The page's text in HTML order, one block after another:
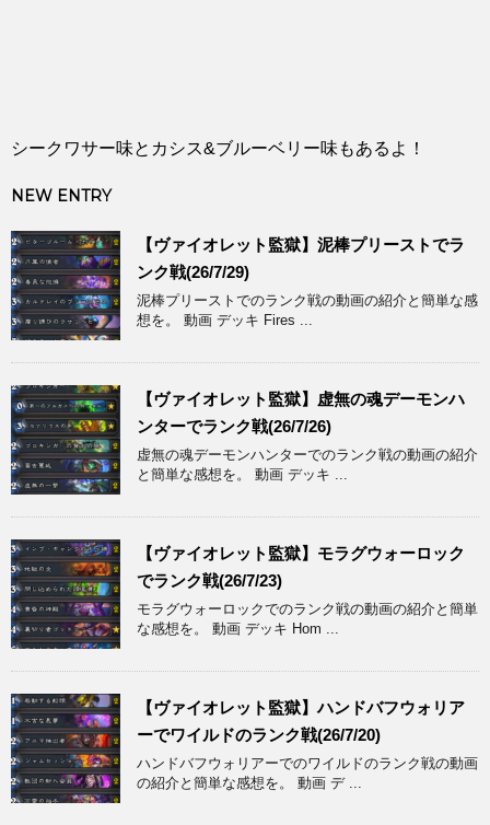
シークワサー味とカシス&ブルーベリー味もあるよ！
NEW ENTRY
【ヴァイオレット監獄】泥棒プリーストでラ
ンク戦(26/7/29)
泥棒プリーストでのランク戦の動画の紹介と簡単な感
想を。 動画 デッキ Fires ...
【ヴァイオレット監獄】虚無の魂デーモンハ
ンターでランク戦(26/7/26)
虚無の魂デーモンハンターでのランク戦の動画の紹介
と簡単な感想を。 動画 デッキ ...
【ヴァイオレット監獄】モラグウォーロック
でランク戦(26/7/23)
モラグウォーロックでのランク戦の動画の紹介と簡単
な感想を。 動画 デッキ Hom ...
【ヴァイオレット監獄】ハンドバフウォリア
ーでワイルドのランク戦(26/7/20)
ハンドバフウォリアーでのワイルドのランク戦の動画
の紹介と簡単な感想を。 動画 デ ...